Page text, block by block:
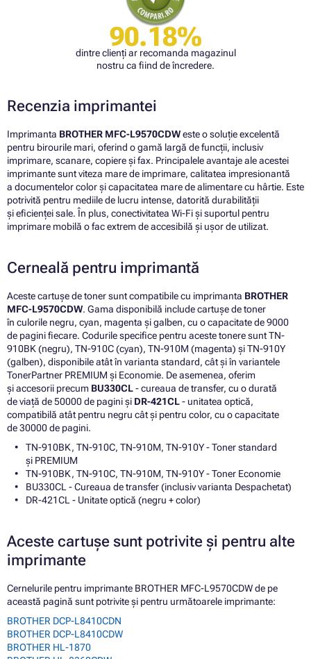
90.18%
dintre clienți ar recomanda magazinul
nostru ca fiind de încredere.
Recenzia imprimantei
Imprimanta BROTHER MFC-L9570CDWeste o soluție excelentă
pentru birourile mari, oferind o gamă largă de funcții, inclusiv
imprimare, scanare, copiere și fax. Principalele avantaje ale acestei
imprimante sunt viteza mare de imprimare, calitatea impresionantă
a documentelor color și capacitatea mare de alimentare cu hârtie. Este
potrivită pentru mediile de lucru intense, datorită durabilității
și eficienței sale. În plus, conectivitatea Wi-Fi și suportul pentru
imprimare mobilă o fac extrem de accesibilă și ușor de utilizat.
Cerneală pentru imprimantă
Aceste cartușe de toner sunt compatibile cu imprimanta BROTHER
MFC-L9570CDW. Gama disponibilă include cartușe de toner
în culorile negru, cyan, magenta și galben, cu o capacitate de 9000
de pagini fiecare. Codurile specifice pentru aceste tonere sunt TN-
910BK (negru), TN-910C (cyan), TN-910M (magenta) și TN-910Y
(galben), disponibile atât în varianta standard, cât și în variantele
TonerPartner PREMIUM și Economie. De asemenea, oferim
și accesorii precum BU330CL- cureaua de transfer, cu o durată
de viață de 50000 de pagini și DR-421CL- unitatea optică,
compatibilă atât pentru negru cât și pentru color, cu o capacitate
de 30000 de pagini.
TN-910BK, TN-910C, TN-910M, TN-910Y - Toner standard
și PREMIUM
TN-910BK, TN-910C, TN-910M, TN-910Y - Toner Economie
BU330CL - Cureaua de transfer (inclusiv varianta Despachetat)
DR-421CL - Unitate optică (negru + color)
Aceste cartușe sunt potrivite și pentru alte
imprimante
Cernelurile pentru imprimante BROTHER MFC-L9570CDW de pe
această pagină sunt potrivite și pentru următoarele imprimante:
BROTHER DCP-L8410CDN
BROTHER DCP-L8410CDW
BROTHER HL-1870